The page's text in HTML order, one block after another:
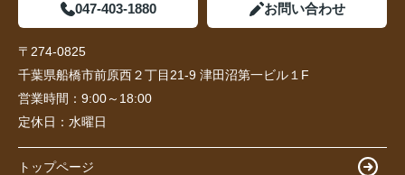
047-403-1880 お問い合わせ
〒274-0825
千葉県船橋市前原西２丁目21-9 津田沼第一ビル１F
営業時間： 9:00～18:00
定休日： 水曜日
トップページ